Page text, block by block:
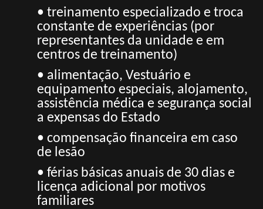
• treinamento especializado e troca
constante de experiências (por
representantes da unidade e em
centros de treinamento)
• alimentação, Vestuário e
equipamento especiais, alojamento,
assistência médica e segurança social
a expensas do Estado
• compensação financeira em caso
de lesão
• férias básicas anuais de 30 dias e
licença adicional por motivos
familiares